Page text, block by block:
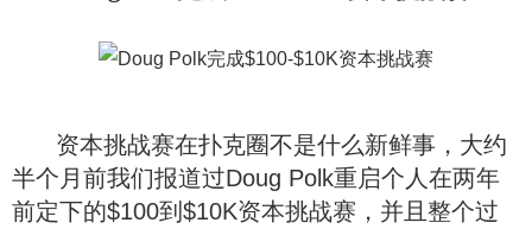
资本挑战赛在扑克圈不是什么新鲜事，大约
半个月前我们报道过Doug Polk重启个人在两年
前定下的$100到$10K资本挑战赛，并且整个过